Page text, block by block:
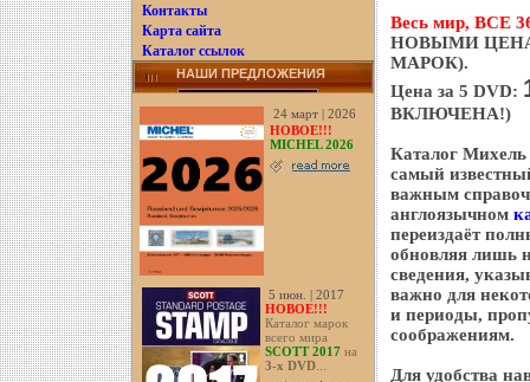
Контакты
Карта сайта
Каталог ссылок
НАШИ ПРЕДЛОЖЕНИЯ
24 март | 2026
НОВОЕ!!!
MICHEL 2026
5 июн. | 2017
НОВОЕ!!!
Каталог марок
всего мира
SCOTT 2017на
3-х DVD...
Весь мир, ВСЕ
НОВЫМИ
МАРОК).
Цена за 5 DVD:
ВКЛЮЧЕНА!)
Каталог
самый
важным
англоязычном
переиздаёт
обновляя лишь
сведения,
важно для
и периоды,
соображениям.
Для удобства